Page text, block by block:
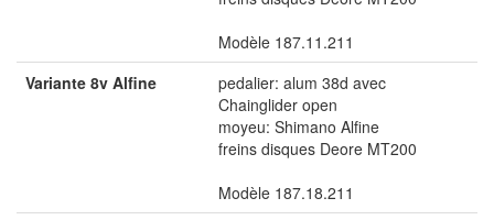
Modèle 187.11.211
Variante 8v Alfine
pedalier: alum 38d avec
Chainglider open
moyeu: Shimano Alfine
freins disques Deore MT200
Modèle 187.18.211